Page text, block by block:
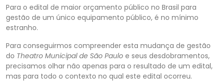
Para o edital de maior orçamento público no Brasil para
gestão de um único equipamento público, é no mínimo
estranho.
Para conseguirmos compreender esta mudança de gestão
do Theatro Municipal de São Paulo e seus desdobramentos,
precisamos olhar não apenas para o resultado de um edital,
mas para todo o contexto no qual este edital ocorreu.